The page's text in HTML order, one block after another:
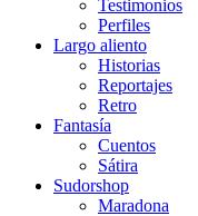
Testimonios
Perfiles
Largo aliento
Historias
Reportajes
Retro
Fantasía
Cuentos
Sátira
Sudorshop
Maradona